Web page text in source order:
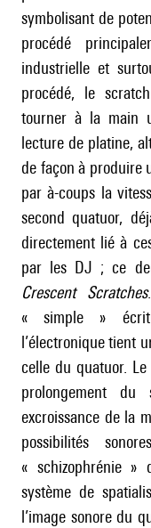
symbolisant de
procédé
industrielle et
procédé, le
tourner à la main
lecture de platine,
de façon à produire
par à-coups la
second quatuor,
directement lié à
par les DJ ; ce
Crescent Scratches
« simple »
l’électronique tient
celle du quatuor.
prolongement
excroissance de la
possibilités
« schizophrénie »
système de
l’image sonore du